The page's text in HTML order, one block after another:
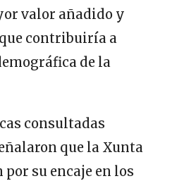
valor añadido y
contribuiría a
de la
consultadas
que la Xunta
su encaje en los